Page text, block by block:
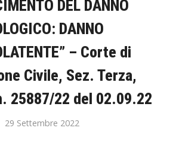
DEL DANNO
DANNO
– Corte di
Civile, Sez. Terza,
25887/22 del 02.09.22
29 Settembre 2022